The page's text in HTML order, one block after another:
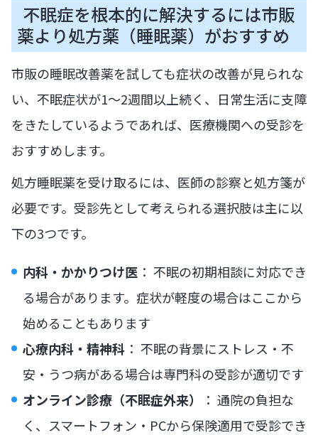
不眠症を根本的に解決するには市販
薬より処方薬（睡眠薬）がおすすめ
市販の睡眠改善薬を試しても症状の改善が見られな
い、不眠症状が1〜2週間以上続く、日常生活に支障
をきたしているようであれば、医療機関への受診を
おすすめします。
処方睡眠薬を受け取るには、医師の診察と処方箋が
必要です。受診先として考えられる選択肢は主に以
下の3つです。
内科・かかりつけ医 ： 不眠の初期相談に対応でき
る場合があります。症状が軽度の場合はここから
始めることもあります
心療内科・精神科 ： 不眠の背景にストレス・不
安・うつ病がある場合は専門科の受診が適切です
オンライン診療（不眠症外来）
： 通院の負担な
く、スマートフォン・PCから保険適用で受診でき